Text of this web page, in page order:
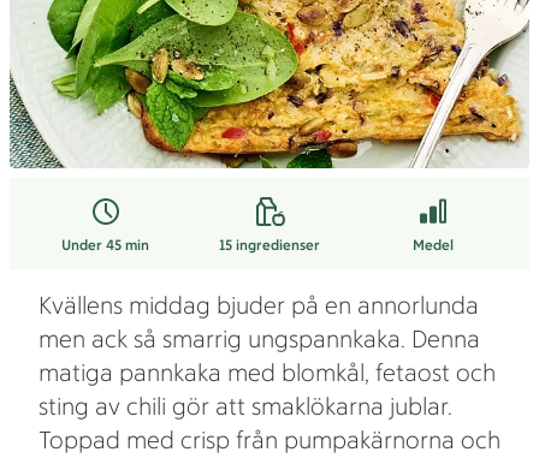
Under 45 min 15 ingredienser Medel
Kvällens middag bjuder på en annorlunda
men ack så smarrig ungspannkaka. Denna
matiga pannkaka med blomkål, fetaost och
sting av chili gör att smaklökarna jublar.
Toppad med crisp från pumpakärnorna och